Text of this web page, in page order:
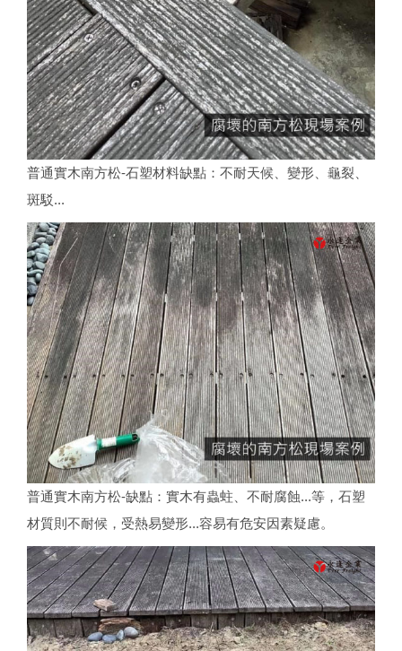
普通實木南方松-石塑材料缺點：不耐天候、變形、龜裂、
斑駁...
普通實木南方松-缺點：實木有蟲蛀、不耐腐蝕...等，石塑
材質則不耐候，受熱易變形...容易有危安因素疑慮。